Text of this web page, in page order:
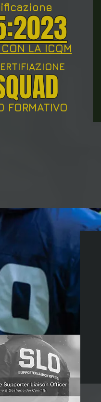
LA ICQM
FORMATIVO